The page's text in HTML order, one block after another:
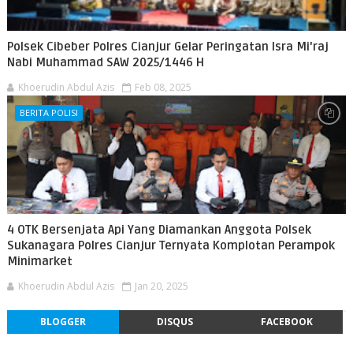
Polsek Cibeber Polres Cianjur Gelar Peringatan Isra Mi'raj
Nabi Muhammad SAW 2025/1446 H
Khoerudin Abdul Azis Feb 08, 2025
BERITA POLISI
4 OTK Bersenjata Api Yang Diamankan Anggota Polsek
Sukanagara Polres Cianjur Ternyata Komplotan Perampok
Minimarket
Khoerudin Abdul Azis Jan 20, 2025
BLOGGER DISQUS FACEBOOK